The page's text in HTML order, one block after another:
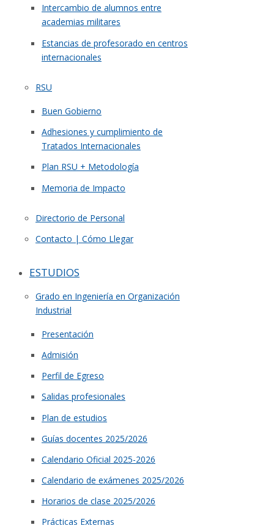
Intercambio de alumnos entre
academias militares
Estancias de profesorado en centros
internacionales
RSU
Buen Gobierno
Adhesiones y cumplimiento de
Tratados Internacionales
Plan RSU + Metodología
Memoria de Impacto
Directorio de Personal
Contacto | Cómo Llegar
ESTUDIOS
Grado en Ingeniería en Organización
Industrial
Presentación
Admisión
Perfil de Egreso
Salidas profesionales
Plan de estudios
Guías docentes 2025/2026
Calendario Oficial 2025-2026
Calendario de exámenes 2025/2026
Horarios de clase 2025/2026
Prácticas Externas